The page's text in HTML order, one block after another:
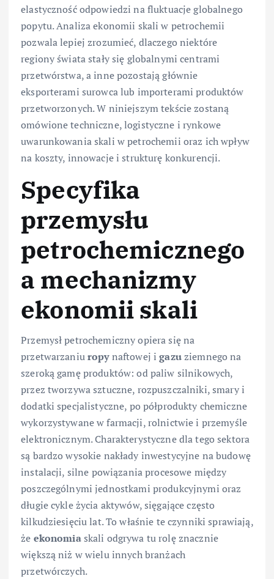
elastyczność odpowiedzi na fluktuacje globalnego
popytu. Analiza ekonomii skali w petrochemii
pozwala lepiej zrozumieć, dlaczego niektóre
regiony świata stały się globalnymi centrami
przetwórstwa, a inne pozostają głównie
eksporterami surowca lub importerami produktów
przetworzonych. W niniejszym tekście zostaną
omówione techniczne, logistyczne i rynkowe
uwarunkowania skali w petrochemii oraz ich wpływ
na koszty, innowacje i strukturę konkurencji.
Specyfika
przemysłu
petrochemicznego
a mechanizmy
ekonomii skali
Przemysł petrochemiczny opiera się na
przetwarzaniuropynaftowej igazuziemnego na
szeroką gamę produktów: od paliw silnikowych,
przez tworzywa sztuczne, rozpuszczalniki, smary i
dodatki specjalistyczne, po półprodukty chemiczne
wykorzystywane w farmacji, rolnictwie i przemyśle
elektronicznym. Charakterystyczne dla tego sektora
są bardzo wysokie nakłady inwestycyjne na budowę
instalacji, silne powiązania procesowe między
poszczególnymi jednostkami produkcyjnymi oraz
długie cykle życia aktywów, sięgające często
kilkudziesięciu lat. To właśnie te czynniki sprawiają,
że ekonomiaskali odgrywa tu rolę znacznie
większą niż w wielu innych branżach
przetwórczych.